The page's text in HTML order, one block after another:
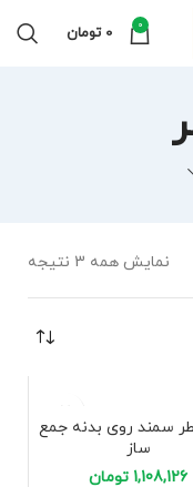
0
0 تومان
نمایش همه 3 نتیجه
سمند روی بدنه جمع
ساز
1,108,126 تومان